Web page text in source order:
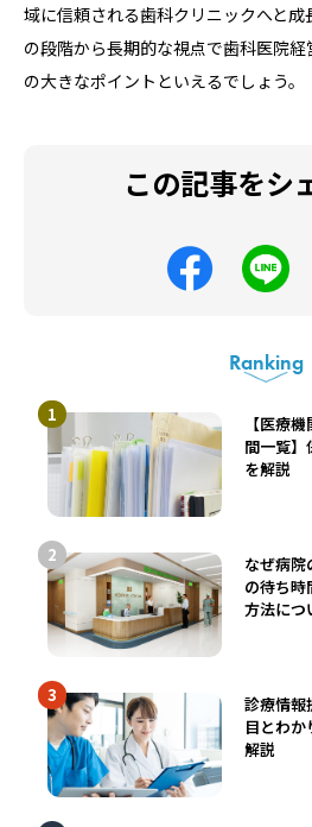
域に信頼される歯科クリニックへと
の段階から長期的な視点で歯科医院
の大きなポイントといえるでしょう。
この記事をシ
Ranking
【医療
間一覧】
を解説
なぜ病院
の待ち時
方法につ
診療情報
目とわ
解説